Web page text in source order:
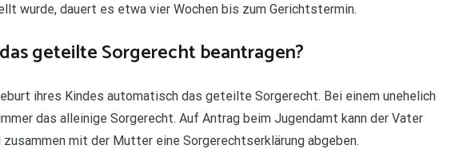
wurde, dauert es etwa vier Wochen bis zum Gerichtstermin.
geteilte Sorgerecht beantragen?
ihres Kindes automatisch das geteilte Sorgerecht. Bei einem unehelich
das alleinige Sorgerecht. Auf Antrag beim Jugendamt kann der Vater
mit der Mutter eine Sorgerechtserklärung abgeben.